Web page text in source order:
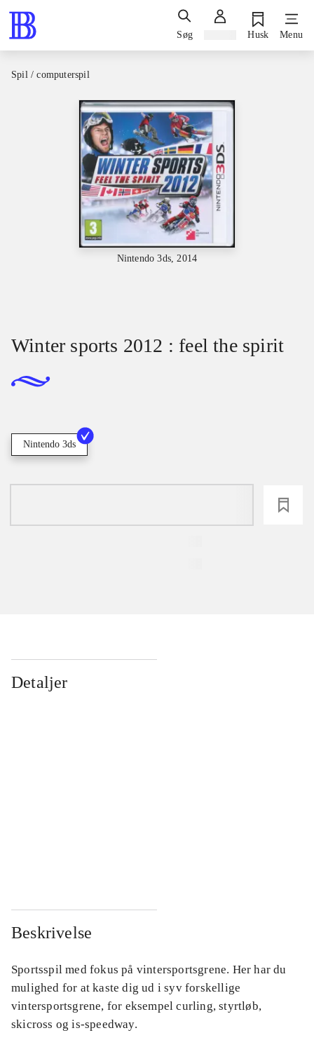
Søg Husk Menu
Spil / computerspil
Nintendo 3ds, 2014
Winter sports 2012 : feel the spirit
Nintendo 3ds
Detaljer
Beskrivelse
Sportsspil med fokus på vintersportsgrene. Her har du
mulighed for at kaste dig ud i syv forskellige
vintersportsgrene, for eksempel curling, styrtløb,
skicross og is-speedway.